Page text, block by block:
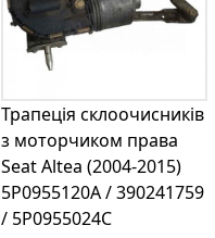
Трапеція склоочисників
з моторчиком права
Seat Altea (2004-2015)
5P0955120A / 390241759
/ 5P0955024C